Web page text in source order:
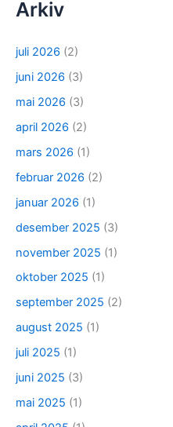
Arkiv
juli 2026 (2)
juni 2026 (3)
mai 2026 (3)
april 2026 (2)
mars 2026 (1)
februar 2026 (2)
januar 2026 (1)
desember 2025 (3)
november 2025 (1)
oktober 2025 (1)
september 2025 (2)
august 2025 (1)
juli 2025 (1)
juni 2025 (3)
mai 2025 (1)